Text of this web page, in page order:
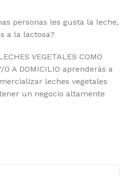
personas les gusta la leche,
a la lactosa?
VEGETALES COMO
O A DOMICILIO aprenderás a
leches vegetales
un negocio altamente